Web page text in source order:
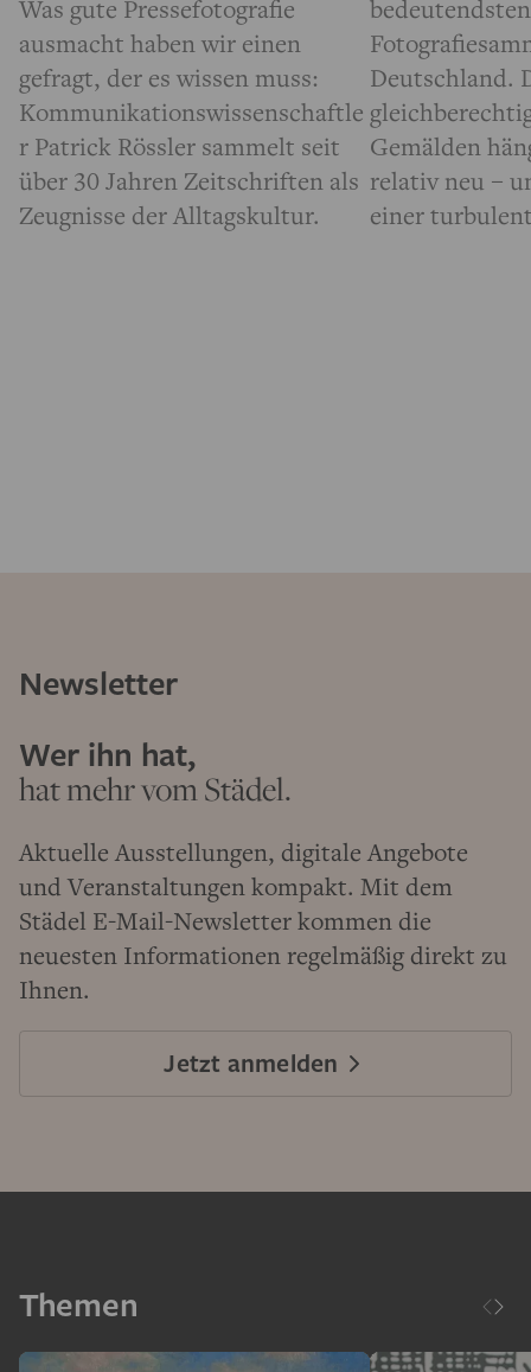
Was gute Pressefotografie
ausmacht haben wir einen
gefragt, der es wissen muss:
Kommunikationswissenschaftle
r Patrick Rössler sammelt seit
über 30 Jahren Zeitschriften als
Zeugnisse der Alltagskultur.
bedeutendsten
Deutschland.
Gemälden
relativ neu –
einer
Newsletter
Wer ihn hat,
hat mehr vom Städel.
Aktuelle Ausstellungen, digitale Angebote
und Veranstaltungen kompakt. Mit dem
Städel E-Mail-Newsletter kommen die
neuesten Informationen regelmäßig direkt zu
Ihnen.
Jetzt anmelden
Themen